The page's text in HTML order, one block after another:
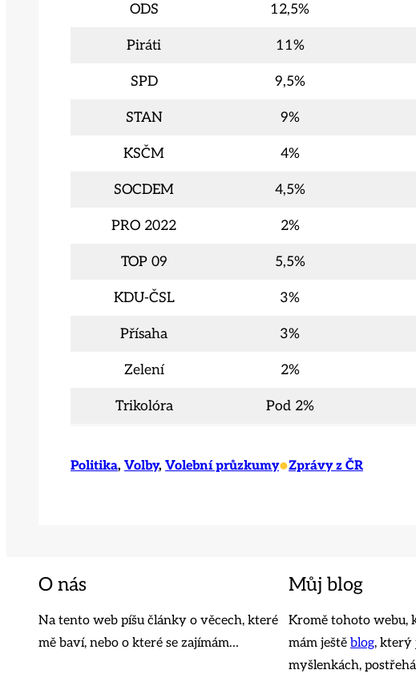
ODS 12,5%
Piráti 11%
SPD 9,5%
STAN 9%
KSČM 4%
SOCDEM 4,5%
PRO 2022 2%
TOP 09 5,5%
KDU-ČSL 3%
Přísaha 3%
Zelení 2%
Trikolóra Pod 2%
Politika, Volby, Volební průzkumy•Zprávy z ČR
O nás
Na tento web píšu články o věcech, které
mě baví, nebo o které se zajímám…
Můj blog
Kromě tohoto webu,
mám ještě blog, který
myšlenkách,